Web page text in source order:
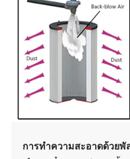
การทำความสะอาดด้วยพั